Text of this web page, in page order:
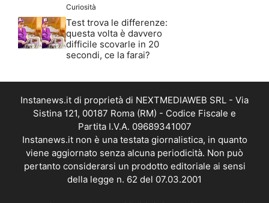
Curiosità
Test trova le differenze:
questa volta è davvero
difficile scovarle in 20
secondi, ce la farai?
Instanews.it di proprietà di NEXTMEDIAWEB SRL - Via
Sistina 121, 00187 Roma (RM) - Codice Fiscale e
Partita I.V.A. 09689341007
Instanews.it non è una testata giornalistica, in quanto
viene aggiornato senza alcuna periodicità. Non può
pertanto considerarsi un prodotto editoriale ai sensi
della legge n. 62 del 07.03.2001